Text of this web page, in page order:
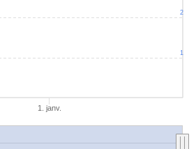
1. janv.
1
2